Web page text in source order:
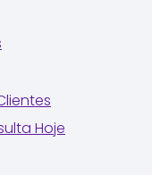
Hoje